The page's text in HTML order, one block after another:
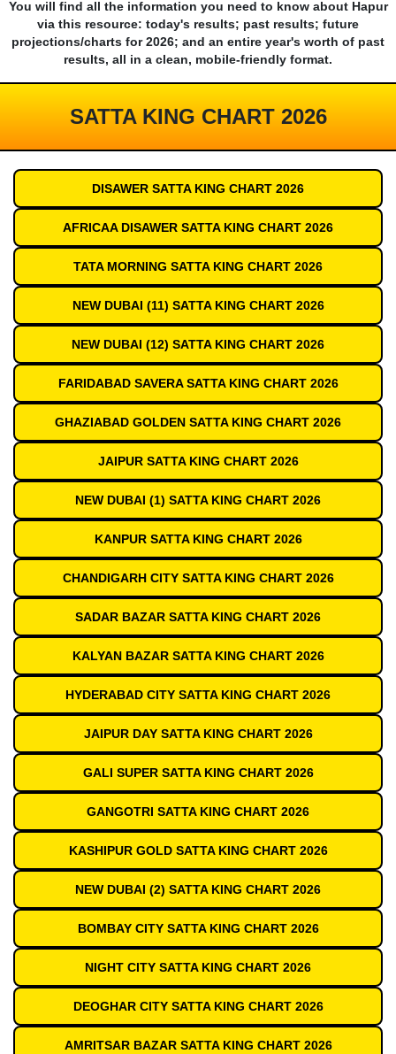
You will find all the information you need to know about Hapur
via this resource: today's results; past results; future
projections/charts for 2026; and an entire year's worth of past
results, all in a clean, mobile-friendly format.
SATTA KING CHART 2026
DISAWER SATTA KING CHART 2026
AFRICAA DISAWER SATTA KING CHART 2026
TATA MORNING SATTA KING CHART 2026
NEW DUBAI (11) SATTA KING CHART 2026
NEW DUBAI (12) SATTA KING CHART 2026
FARIDABAD SAVERA SATTA KING CHART 2026
GHAZIABAD GOLDEN SATTA KING CHART 2026
JAIPUR SATTA KING CHART 2026
NEW DUBAI (1) SATTA KING CHART 2026
KANPUR SATTA KING CHART 2026
CHANDIGARH CITY SATTA KING CHART 2026
SADAR BAZAR SATTA KING CHART 2026
KALYAN BAZAR SATTA KING CHART 2026
HYDERABAD CITY SATTA KING CHART 2026
JAIPUR DAY SATTA KING CHART 2026
GALI SUPER SATTA KING CHART 2026
GANGOTRI SATTA KING CHART 2026
KASHIPUR GOLD SATTA KING CHART 2026
NEW DUBAI (2) SATTA KING CHART 2026
BOMBAY CITY SATTA KING CHART 2026
NIGHT CITY SATTA KING CHART 2026
DEOGHAR CITY SATTA KING CHART 2026
AMRITSAR BAZAR SATTA KING CHART 2026